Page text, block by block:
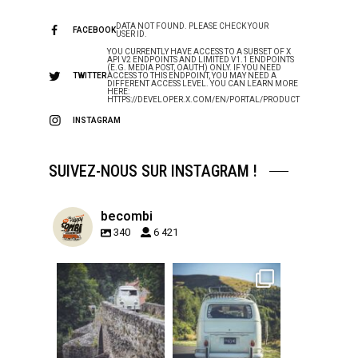
FACEBOOKDATA NOT FOUND. PLEASE CHECK YOUR
USER ID.
TWITTER
YOU CURRENTLY HAVE ACCESS TO A SUBSET OF X
API V2 ENDPOINTS AND LIMITED V1.1 ENDPOINTS
(E.G. MEDIA POST, OAUTH) ONLY. IF YOU NEED
ACCESS TO THIS ENDPOINT, YOU MAY NEED A
DIFFERENT ACCESS LEVEL. YOU CAN LEARN MORE
HERE:
HTTPS://DEVELOPER.X.COM/EN/PORTAL/PRODUCT
INSTAGRAM
SUIVEZ-NOUS SUR INSTAGRAM !
becombi
340 6 421
becombi
Sep 15
becombi
Sep 12